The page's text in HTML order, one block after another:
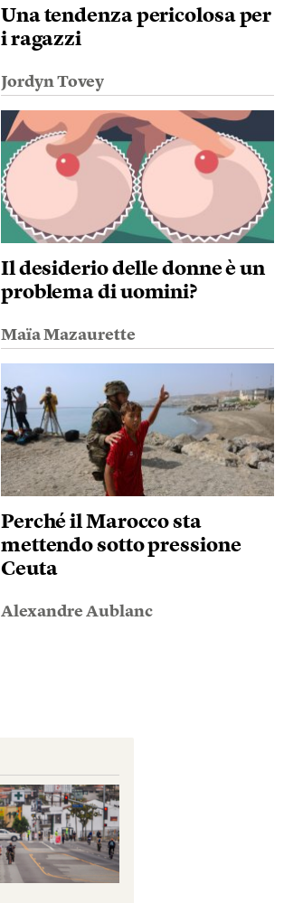
Una tendenza pericolosa per
i ragazzi
Jordyn Tovey
Il desiderio delle donne è un
problema di uomini?
Maïa Mazaurette
Perché il Marocco sta
mettendo sotto pressione
Ceuta
Alexandre Aublanc